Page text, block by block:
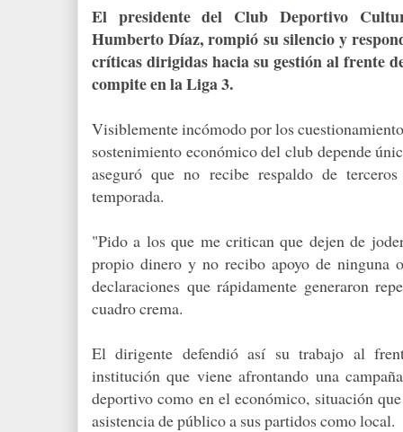
El presidente del Club Deportivo
Humberto Díaz, rompió su silencio y
críticas dirigidas hacia su gestión al frente
compite en la Liga 3.
Visiblemente incómodo por los
sostenimiento económico del club depende
aseguró que no recibe respaldo de
temporada.
"Pido a los que me critican que dejen de
propio dinero y no recibo apoyo de ninguna
declaraciones que rápidamente generaron
cuadro crema.
El dirigente defendió así su trabajo al
institución que viene afrontando una
deportivo como en el económico, situación
asistencia de público a sus partidos como local.